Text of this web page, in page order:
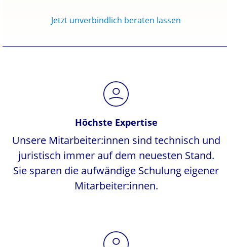
Jetzt unverbindlich beraten lassen
Höchste Expertise
Unsere Mitarbeiter:innen sind technisch und
juristisch immer auf dem neuesten Stand.
Sie sparen die aufwändige Schulung eigener
Mitarbeiter:innen.